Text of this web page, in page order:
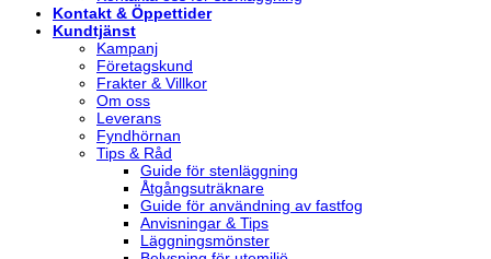
Kontakt & Öppettider
Kundtjänst
Kampanj
Företagskund
Frakter & Villkor
Om oss
Leverans
Fyndhörnan
Tips & Råd
Guide för stenläggning
Åtgångsuträknare
Guide för användning av fastfog
Anvisningar & Tips
Läggningsmönster